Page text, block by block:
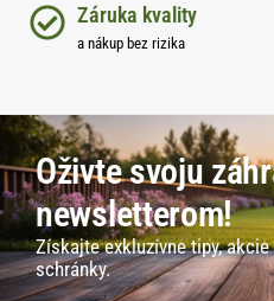
Záruka kvality
a nákup bez rizika
Oživte svoju
newsletterom!
Získajte exkluzívne tipy,
schránky.